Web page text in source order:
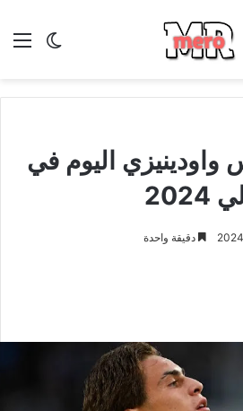
الوضع
واودينيزي اليوم في
دقيقة واحدة